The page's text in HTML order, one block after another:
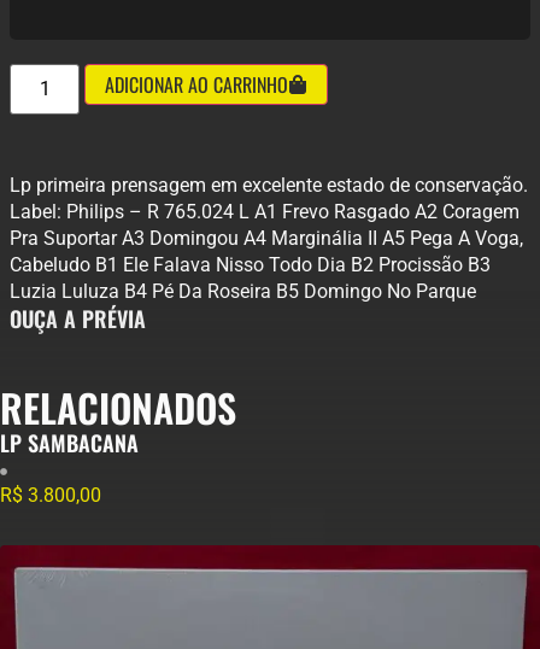
ADICIONAR AO CARRINHO
Lp primeira prensagem em excelente estado de conservação.
Label: Philips – R 765.024 L A1 Frevo Rasgado A2 Coragem
Pra Suportar A3 Domingou A4 Marginália II A5 Pega A Voga,
Cabeludo B1 Ele Falava Nisso Todo Dia B2 Procissão B3
Luzia Luluza B4 Pé Da Roseira B5 Domingo No Parque
OUÇA A PRÉVIA
RELACIONADOS
LP SAMBACANA
R$ 3.800,00